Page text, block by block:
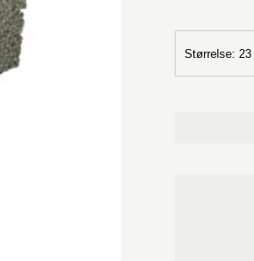
lecablokke.
Størrelse: